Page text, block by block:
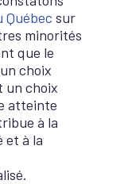
Québec sur
minorités
que le
choix
un choix
atteinte
à la
et à la